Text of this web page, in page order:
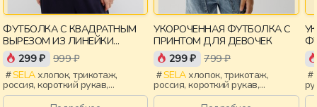
ФУТБОЛКА С КВАДРАТНЫМ
ВЫРЕЗОМ ИЗ ЛИНЕЙКИ
YOUNG
299 ₽ 999 ₽
SELAхлопок, трикотаж,
россия, короткий рукав,
короткие, прилегающие,
крылышки, вырез, девочки,
УКОРОЧЕННАЯ ФУТБОЛКА С
ПРИНТОМ ДЛЯ ДЕВОЧЕК
299 ₽ 799 ₽
SELAхлопок, трикотаж,
россия, короткий рукав,
укороченные, короткие,
прилегающие, принт, вырез,